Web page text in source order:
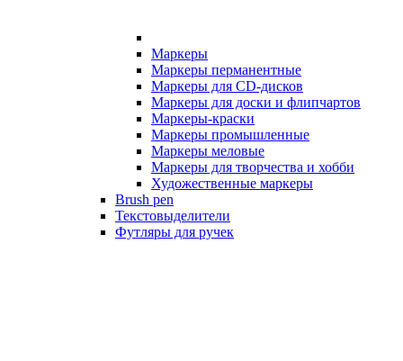
Маркеры
Маркеры перманентные
Маркеры для CD-дисков
Маркеры для доски и флипчартов
Маркеры-краски
Маркеры промышленные
Маркеры меловые
Маркеры для творчества и хобби
Художественные маркеры
Brush pen
Текстовыделители
Футляры для ручек